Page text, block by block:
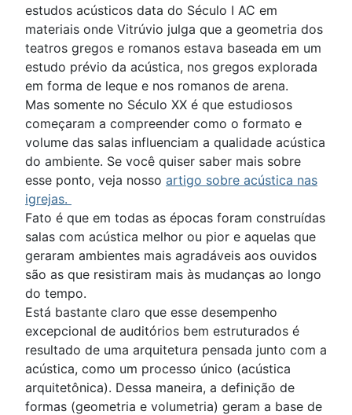
estudos acústicos data do Século I AC em
materiais onde Vitrúvio julga que a geometria dos
teatros gregos e romanos estava baseada em um
estudo prévio da acústica, nos gregos explorada
em forma de leque e nos romanos de arena.
Mas somente no Século XX é que estudiosos
começaram a compreender como o formato e
volume das salas influenciam a qualidade acústica
do ambiente. Se você quiser saber mais sobre
esse ponto, veja nosso artigo sobre acústica nas
igrejas.
Fato é que em todas as épocas foram construídas
salas com acústica melhor ou pior e aquelas que
geraram ambientes mais agradáveis aos ouvidos
são as que resistiram mais às mudanças ao longo
do tempo.
Está bastante claro que esse desempenho
excepcional de auditórios bem estruturados é
resultado de uma arquitetura pensada junto com a
acústica, como um processo único (acústica
arquitetônica). Dessa maneira, a definição de
formas (geometria e volumetria) geram a base de